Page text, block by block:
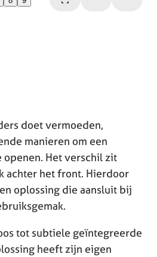
doet vermoeden,
manieren om een
openen. Het verschil zit
achter het front. Hierdoor
oplossing die aansluit bij
tot subtiele geïntegreerde
heeft zijn eigen